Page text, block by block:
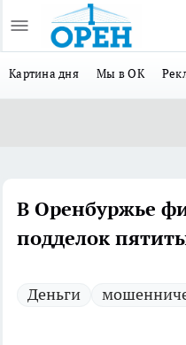
Картина дня Мы в ОК
В Оренбуржье
подделок
Деньги